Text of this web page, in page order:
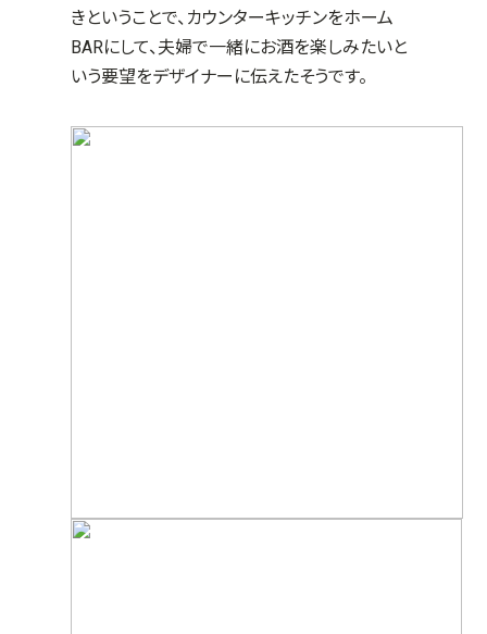
きということで、カウンターキッチンをホーム
BARにして、夫婦で一緒にお酒を楽しみたいと
いう要望をデザイナーに伝えたそうです。